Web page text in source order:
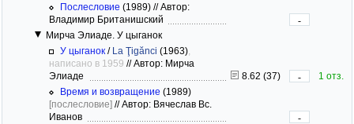
Послесловие (1989) //Автор:
Владимир Британишский
-
Мирча Элиаде. У цыганок
У цыганок / La Ţigănci (1963)
написано в 1959 //Автор: Мирча
Элиаде
8.62 (37) -
1 отз.
Время и возвращение (1989)
[послесловие] //Автор: Вячеслав Вс.
Иванов
-